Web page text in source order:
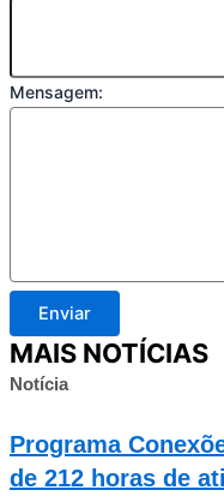
Mensagem:
Enviar
MAIS NOTÍCIAS
Notícia
Programa
de 212 horas de